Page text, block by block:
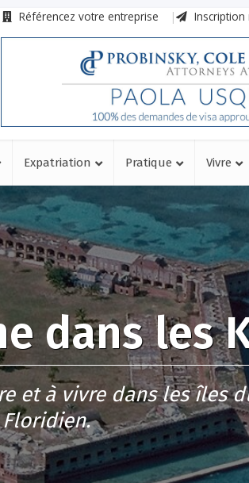
Référencez votre entreprise
Expatriation Pratique Vivre
dans les
et à vivre dans les îles
Floridien.